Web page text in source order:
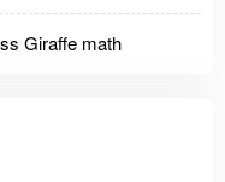
Giraffe math